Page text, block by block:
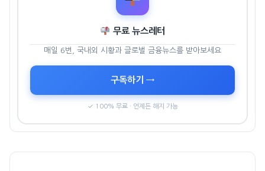
무료 뉴스레터
매일 6번, 국내외 시황과 글로벌 금융뉴스를 받아보세요
구독하기 →
✓ 100% 무료 · 언제든 해지 가능